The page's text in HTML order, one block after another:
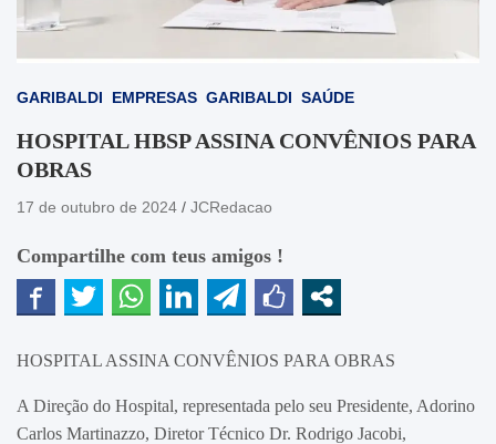
GARIBALDI EMPRESAS GARIBALDI SAÚDE
HOSPITAL HBSP ASSINA CONVÊNIOS PARA
OBRAS
17 de outubro de 2024 JCRedacao
Compartilhe com teus amigos !
HOSPITAL ASSINA CONVÊNIOS PARA OBRAS
A Direção do Hospital, representada pelo seu Presidente, Adorino
Carlos Martinazzo, Diretor Técnico Dr. Rodrigo Jacobi,